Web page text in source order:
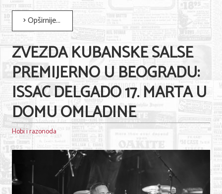
Opširnije...
ZVEZDA KUBANSKE SALSE
PREMIJERNO U BEOGRADU:
ISSAC DELGADO 17. MARTA U
DOMU OMLADINE
Hobi i razonoda